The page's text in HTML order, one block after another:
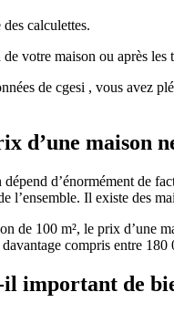
calculettes.
votre maison ou après
de cgesi , vous avez
d’une maison
d’énormément de
l’ensemble. Il existe des
de 100 m², le prix d’une
compris entre 180
important de